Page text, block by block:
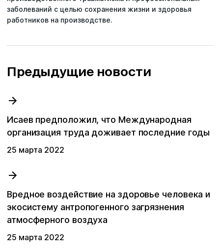
Номер телефона
политикой
Расследование несчастных случаев
Аутсорсинг по охране труда
Сотрудничество с ДВРЦОТ
Другой вопрос
Номер телефона
Заказать звонок
Номер телефона
политикой
Номер телефона
политикой
заболеваний с целью сохранения жизни и здоровья
работников на производстве.
Предыдущие новости
Исаев предположил, что Международная
организация труда доживает последние годы
25 мартa 2022
Вредное воздействие на здоровье человека и
экосистему антропогенного загрязнения
атмосферного воздуха
25 мартa 2022